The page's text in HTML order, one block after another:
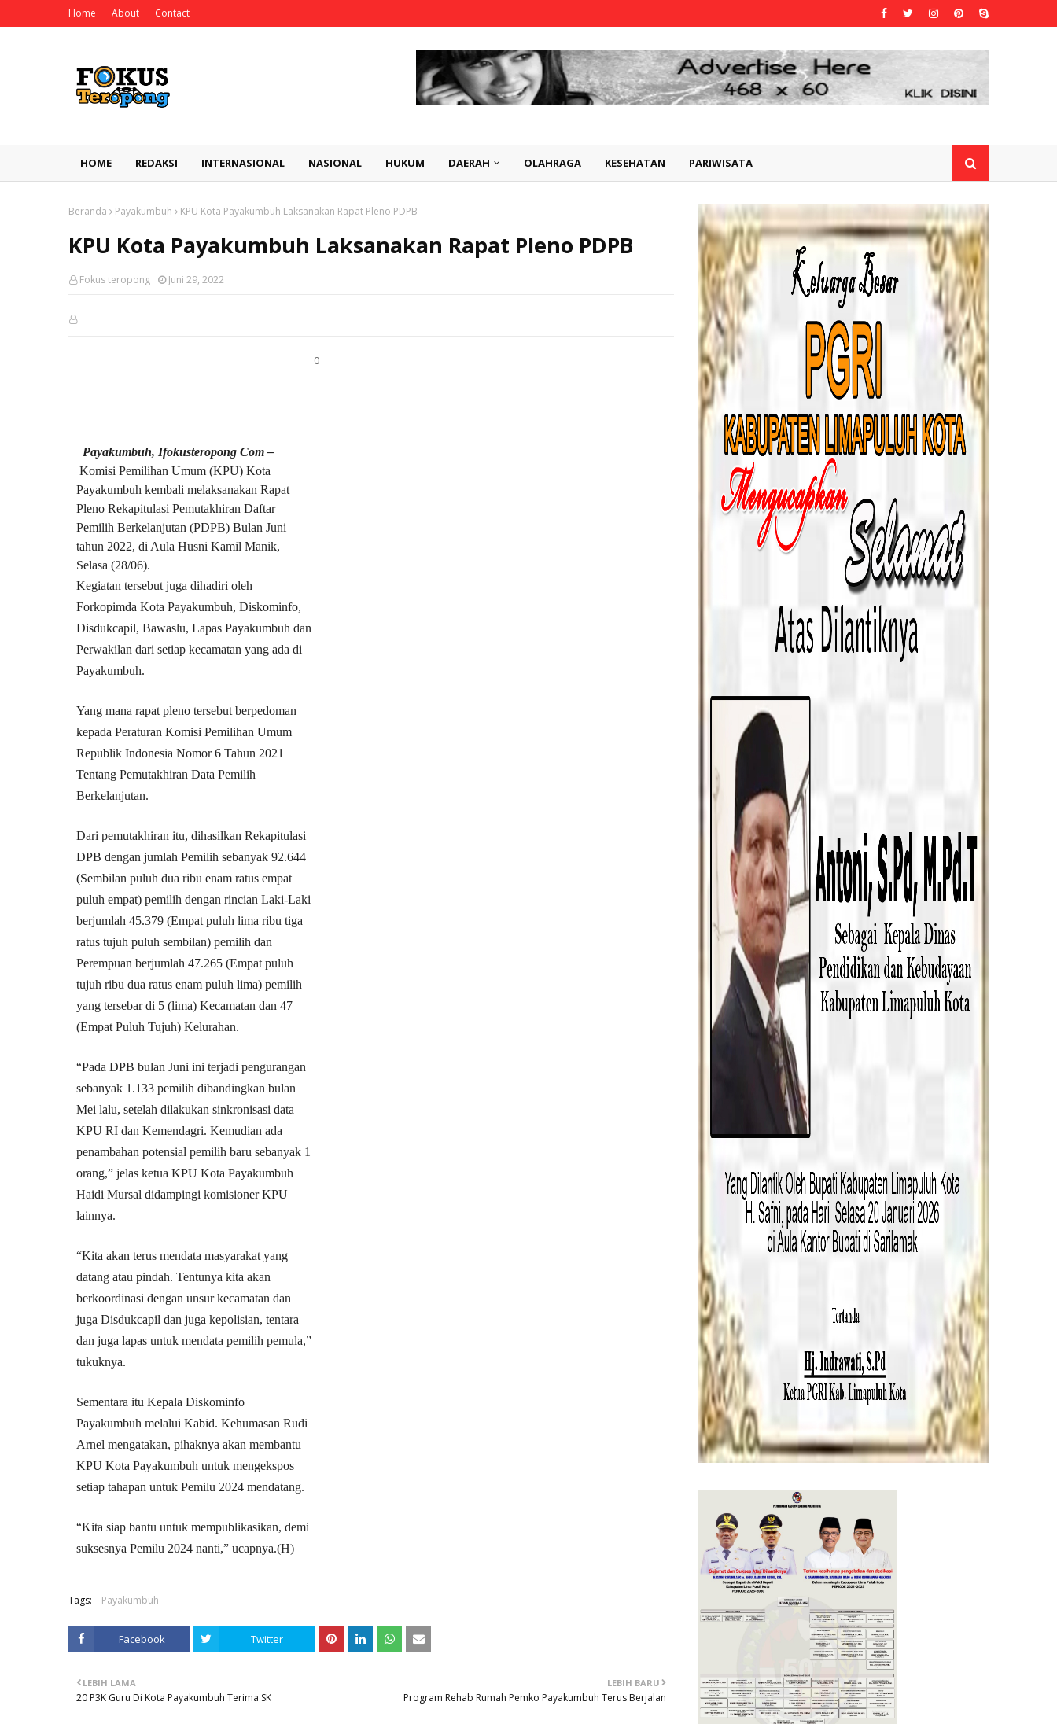
Home About Contact
HOME REDAKSI INTERNASIONAL NASIONAL HUKUM DAERAH OLAHRAGA KESEHATAN PARIWISATA
Beranda Payakumbuh KPU Kota Payakumbuh Laksanakan Rapat Pleno PDPB
KPU Kota Payakumbuh Laksanakan Rapat Pleno PDPB
Fokus teropong Juni 29, 2022
0
Payakumbuh, Ifokusteropong Com –
Komisi Pemilihan Umum (KPU) Kota
Payakumbuh kembali melaksanakan Rapat
Pleno Rekapitulasi Pemutakhiran Daftar
Pemilih Berkelanjutan (PDPB) Bulan Juni
tahun 2022, di Aula Husni Kamil Manik,
Selasa (28/06).
Kegiatan tersebut juga dihadiri oleh
Forkopimda Kota Payakumbuh, Diskominfo,
Disdukcapil, Bawaslu, Lapas Payakumbuh dan
Perwakilan dari setiap kecamatan yang ada di
Payakumbuh.
Yang mana rapat pleno tersebut berpedoman
kepada Peraturan Komisi Pemilihan Umum
Republik Indonesia Nomor 6 Tahun 2021
Tentang Pemutakhiran Data Pemilih
Berkelanjutan.
Dari pemutakhiran itu, dihasilkan Rekapitulasi
DPB dengan jumlah Pemilih sebanyak 92.644
(Sembilan puluh dua ribu enam ratus empat
puluh empat) pemilih dengan rincian Laki-Laki
berjumlah 45.379 (Empat puluh lima ribu tiga
ratus tujuh puluh sembilan) pemilih dan
Perempuan berjumlah 47.265 (Empat puluh
tujuh ribu dua ratus enam puluh lima) pemilih
yang tersebar di 5 (lima) Kecamatan dan 47
(Empat Puluh Tujuh) Kelurahan.
“Pada DPB bulan Juni ini terjadi pengurangan
sebanyak 1.133 pemilih dibandingkan bulan
Mei lalu, setelah dilakukan sinkronisasi data
KPU RI dan Kemendagri. Kemudian ada
penambahan potensial pemilih baru sebanyak 1
orang,” jelas ketua KPU Kota Payakumbuh
Haidi Mursal didampingi komisioner KPU
lainnya.
“Kita akan terus mendata masyarakat yang
datang atau pindah. Tentunya kita akan
berkoordinasi dengan unsur kecamatan dan
juga Disdukcapil dan juga kepolisian, tentara
dan juga lapas untuk mendata pemilih pemula,”
tukuknya.
Sementara itu Kepala Diskominfo
Payakumbuh melalui Kabid. Kehumasan Rudi
Arnel mengatakan, pihaknya akan membantu
KPU Kota Payakumbuh untuk mengekspos
setiap tahapan untuk Pemilu 2024 mendatang.
“Kita siap bantu untuk mempublikasikan, demi
suksesnya Pemilu 2024 nanti,” ucapnya.(H)
Tags: Payakumbuh
Facebook Twitter
LEBIH BARU
Program Rehab Rumah Pemko Payakumbuh Terus Berjalan
LEBIH LAMA
20 P3K Guru Di Kota Payakumbuh Terima SK